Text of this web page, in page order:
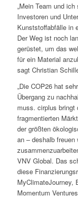
„Mein Team und
Investoren und
Kunststoffabfälle in
Der Weg ist noch
gerüstet, um das
für ein Material
sagt Christian
„Die COP26 hat
Übergang zu
muss. cirplus bringt
fragmentierten
der größten
an – deshalb
VNV Global. Das
diese
MyClimateJourney,
Momentum